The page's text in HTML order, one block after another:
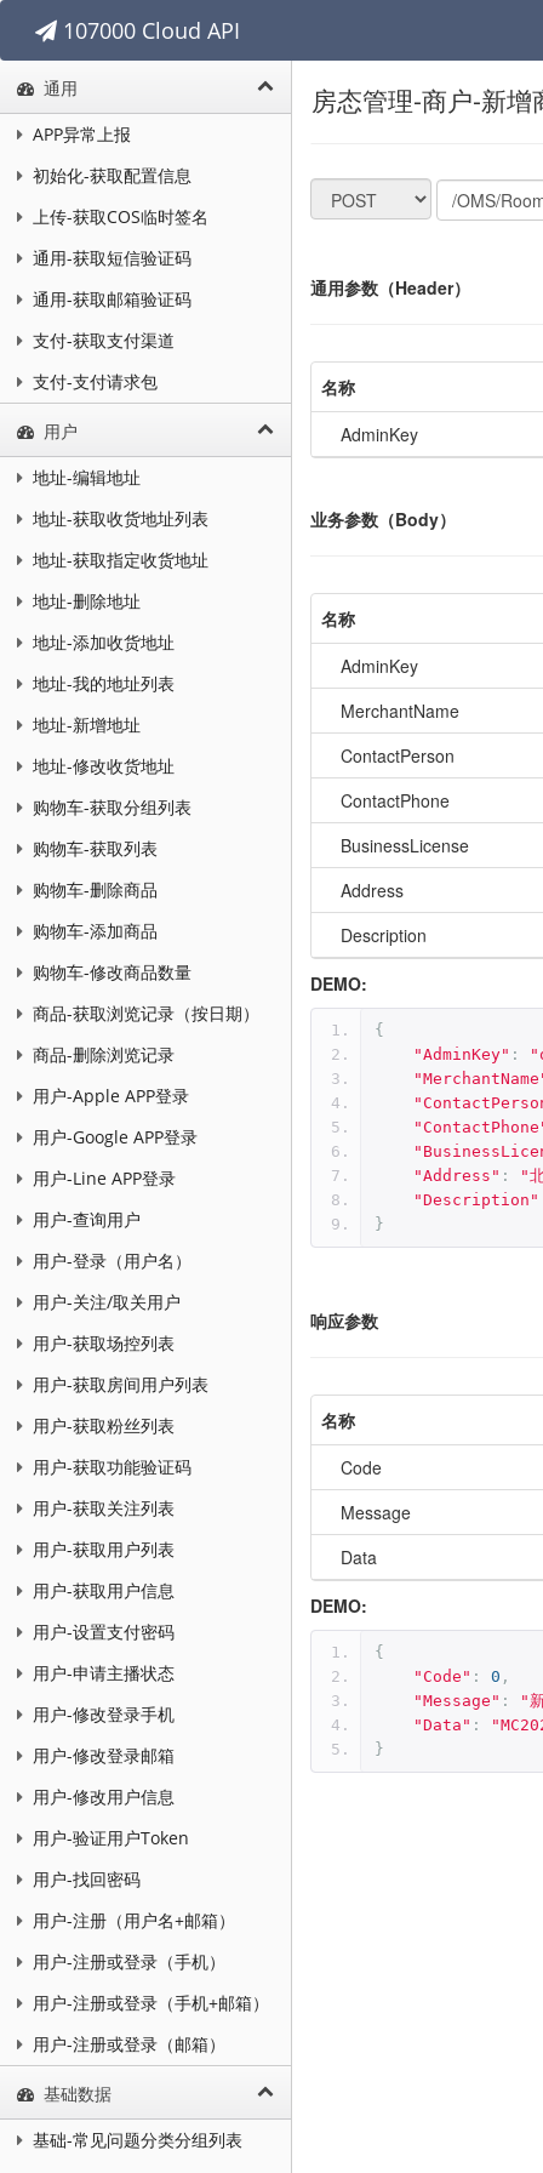
107000 Cloud API
通用
APP异常上报
初始化-获取配置信息
上传-获取COS临时签名
通用-获取短信验证码
通用-获取邮箱验证码
支付-获取支付渠道
支付-支付请求包
用户
地址-编辑地址
地址-获取收货地址列表
地址-获取指定收货地址
地址-删除地址
地址-添加收货地址
地址-我的地址列表
地址-新增地址
地址-修改收货地址
购物车-获取分组列表
购物车-获取列表
购物车-删除商品
购物车-添加商品
购物车-修改商品数量
商品-获取浏览记录（按日期）
商品-删除浏览记录
用户-Apple APP登录
用户-Google APP登录
用户-Line APP登录
用户-查询用户
用户-登录（用户名）
用户-关注/取关用户
用户-获取场控列表
用户-获取房间用户列表
用户-获取粉丝列表
用户-获取功能验证码
用户-获取关注列表
用户-获取用户列表
用户-获取用户信息
用户-设置支付密码
用户-申请主播状态
用户-修改登录手机
用户-修改登录邮箱
用户-修改用户信息
用户-验证用户Token
用户-找回密码
用户-注册（用户名+邮箱）
用户-注册或登录（手机）
用户-注册或登录（手机+邮箱）
用户-注册或登录（邮箱）
基础数据
基础-常见问题分类分组列表
房态管理-商户-新增
通用参数（Header）
名称
AdminKey
业务参数（Body）
名称
AdminKey
MerchantName
ContactPerson
ContactPhone
BusinessLicense
Address
Description
DEMO:
{
"AdminKey" :
"Address" :
"
"Description"
}
响应参数
名称
Code
Message
Data
DEMO:
{
"Code" : 0 ,
"Message" :
"
"Data" :
}